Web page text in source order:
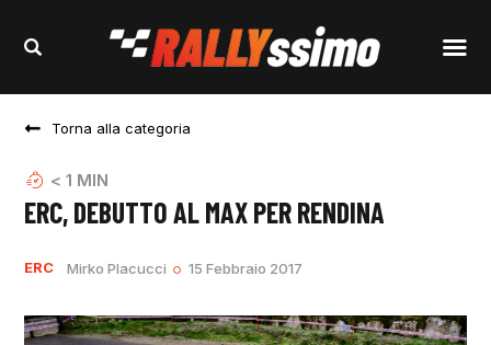
Torna alla categoria
< 1 MIN
ERC, DEBUTTO AL MAX PER RENDINA
ERC Mirko Placucci 15 Febbraio 2017